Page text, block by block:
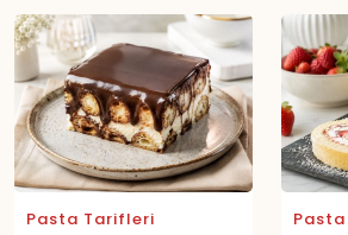
Pasta Tarifleri